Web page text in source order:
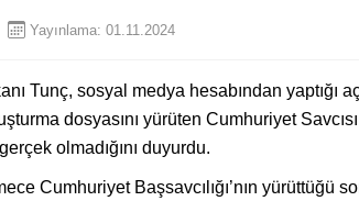
Yayınlama: 01.11.2024
Tunç, sosyal medya hesabından yaptığı
dosyasını yürüten Cumhuriyet
olmadığını duyurdu.
Cumhuriyet Başsavcılığı’nın yürüttüğü